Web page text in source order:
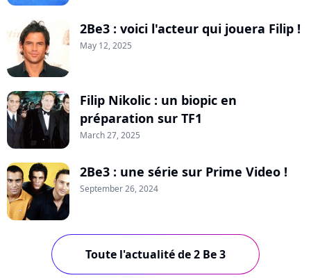
2Be3 : voici l'acteur qui jouera Filip !
May 12, 2025
Filip Nikolic : un biopic en
préparation sur TF1
March 27, 2025
2Be3 : une série sur Prime Video !
September 26, 2024
Toute l'actualité de 2 Be 3